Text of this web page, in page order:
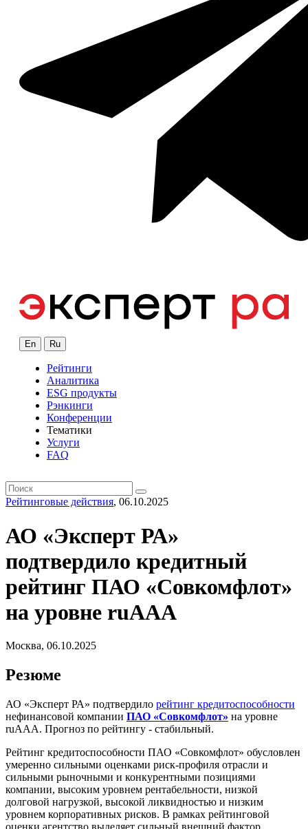
En Ru
Рейтинги
Аналитика
ESG продукты
Рэнкинги
Конференции
Тематики
Услуги
FAQ
Рейтинговые действия, 06.10.2025
АО «Эксперт РА»
подтвердило кредитный
рейтинг ПАО «Совкомфлот»
на уровне ruAAA
Москва, 06.10.2025
Резюме
АО «Эксперт РА» подтвердило рейтинг кредитоспособности
нефинансовой компании ПАО «Совкомфлот» на уровне
ruAAА. Прогноз по рейтингу - стабильный.
Рейтинг кредитоспособности ПАО «Совкомфлот» обусловлен
умеренно сильными оценками риск-профиля отрасли и
сильными рыночными и конкурентными позициями
компании, высоким уровнем рентабельности, низкой
долговой нагрузкой, высокой ликвидностью и низким
уровнем корпоративных рисков. В рамках рейтинговой
оценки агентство выделяет сильный внешний фактор